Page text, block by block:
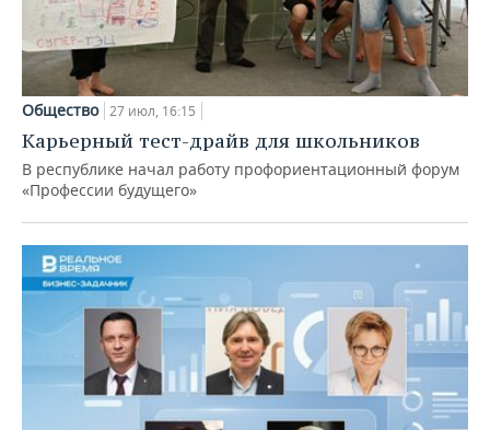
Общество 27 июл, 16:15
Карьерный тест-драйв для школьников
В республике начал работу профориентационный форум
«Профессии будущего»